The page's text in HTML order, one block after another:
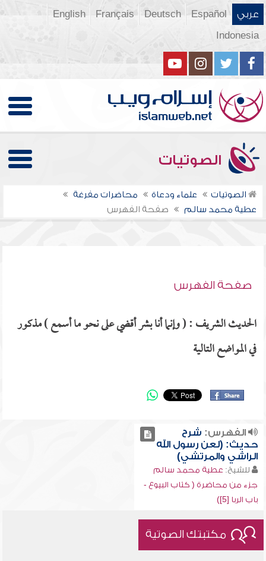
عربي Español
Deutsch
Français
English
Indonesia
الصوتيات
الصوتيات علماء ودعاة
محاضرات مفرغة
عطية محمد سالم
صفحة الفهرس
صفحة الفهرس
الحديث الشريف : ( وإنما أنا بشر أقضي على نحو ما أسمع ) مذكور
في المواضع التالية
الفهرس: شرح
حديث: (لعن رسول الله
الراشي والمرتشي)
للشيخ: عطية محمد سالم
جزء من محاضرة ( كتاب البيوع -
باب الربا [5])
مكتبتك الصوتية